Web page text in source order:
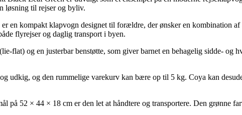
løsning til rejser og byliv.
en kompakt klapvogn designet til forældre, der ønsker en kombination
flyrejser og daglig transport i byen.
flat) og en justerbar benstøtte, som giver barnet en behagelig sidde- og
udkig, og den rummelige varekurv kan bære op til 5 kg. Coya kan
på 52 × 44 × 18 cm er den let at håndtere og transportere. Den grønne